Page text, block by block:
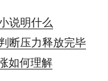
说明什么
断压力释放完毕
如何理解